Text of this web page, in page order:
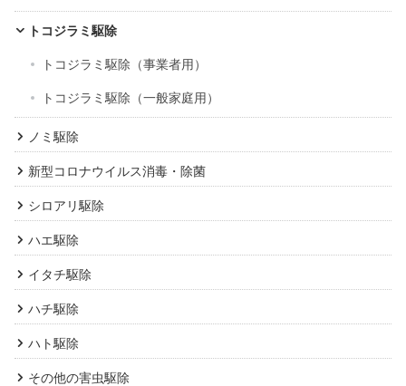
トコジラミ駆除
トコジラミ駆除（事業者用）
トコジラミ駆除（一般家庭用）
ノミ駆除
新型コロナウイルス消毒・除菌
シロアリ駆除
ハエ駆除
イタチ駆除
ハチ駆除
ハト駆除
その他の害虫駆除